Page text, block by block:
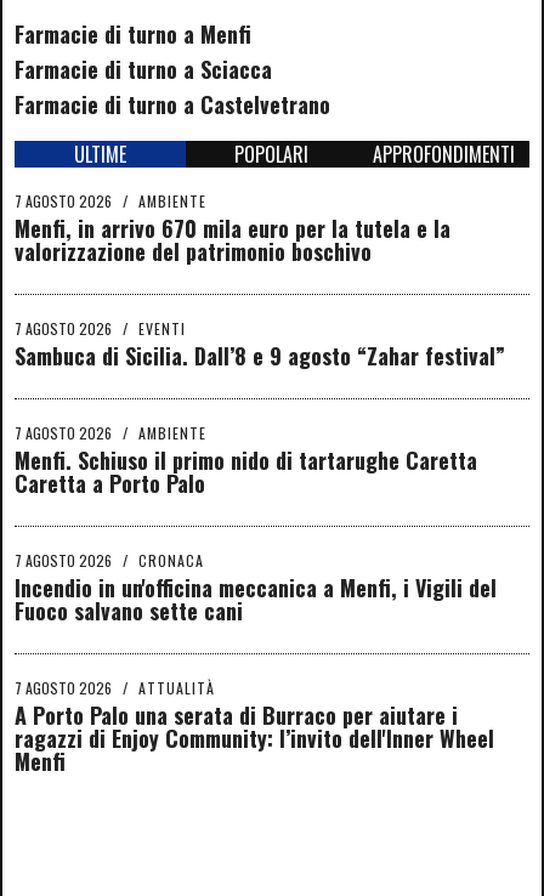
Farmacie di turno a Menfi
Farmacie di turno a Sciacca
Farmacie di turno a Castelvetrano
ULTIME POPOLARI APPROFONDIMENTI
7 AGOSTO 2026 / AMBIENTE
Menfi, in arrivo 670 mila euro per la tutela e la
valorizzazione del patrimonio boschivo
7 AGOSTO 2026 / EVENTI
Sambuca di Sicilia. Dall’8 e 9 agosto “Zahar festival”
7 AGOSTO 2026 / AMBIENTE
Menfi. Schiuso il primo nido di tartarughe Caretta
Caretta a Porto Palo
7 AGOSTO 2026 / CRONACA
Incendio in un'officina meccanica a Menfi, i Vigili del
Fuoco salvano sette cani
7 AGOSTO 2026 / ATTUALITÀ
A Porto Palo una serata di Burraco per aiutare i
ragazzi di Enjoy Community: l’invito dell'Inner Wheel
Menfi